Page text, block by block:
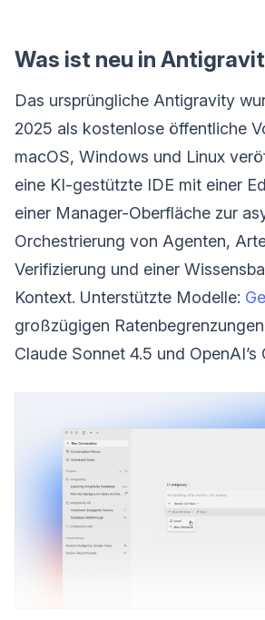
Was ist neu in
Das ursprüngliche Antigravity
2025 als kostenlose öffentliche
macOS, Windows und Linux
eine KI-gestützte IDE mit einer
einer Manager-Oberfläche zur
Orchestrierung von Agenten,
Verifizierung und einer
Kontext. Unterstützte Modelle:
großzügigen
Claude Sonnet 4.5 und OpenAI’s